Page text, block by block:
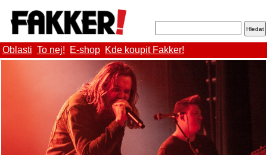
Oblasti To nej! E-shop Kde koupit Fakker!